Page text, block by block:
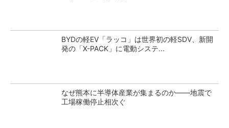
BYDの軽EV「ラッコ」は世界初の軽SDV、新開
発の「X-PACK」に電動システ...
なぜ熊本に半導体産業が集まるのか――地震で
工場稼働停止相次ぐ